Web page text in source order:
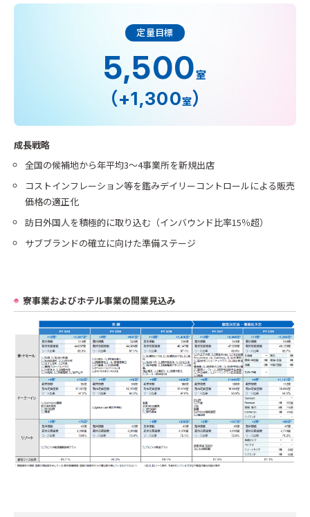
定量目標
5,500室
（+1,300室）
成長戦略
全国の候補地から年平均3～4事業所を新規出店
コストインフレーション等を鑑みデイリーコントロールによる販売
価格の適正化
訪日外国人を積極的に取り込む（インバウンド比率15％超）
サブブランドの確立に向けた準備ステージ
寮事業およびホテル事業の開業見込み